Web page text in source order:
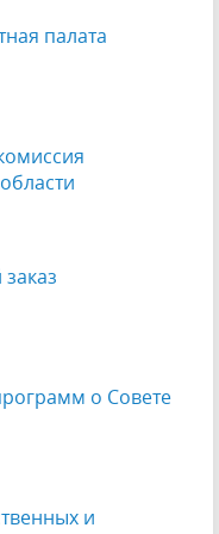
палата
о Cовете
и